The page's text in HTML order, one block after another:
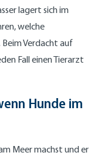
lagert sich im
welche
Verdacht auf
Fall einen Tierarzt
Hunde im
Meer machst und er